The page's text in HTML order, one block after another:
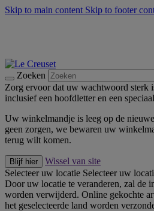
Skip to main content Skip to footer
Zoeken
Zorg ervoor dat uw wachtwoord sterk
inclusief een hoofdletter en een
Uw winkelmandje is leeg op de
geen zorgen, we bewaren uw
terug wilt komen.
Blijf hier
Wissel van site
Selecteer uw locatie Selecteer uw
Door uw locatie te veranderen, zal de
worden verwijderd. Online gekochte
het geselecteerde land worden